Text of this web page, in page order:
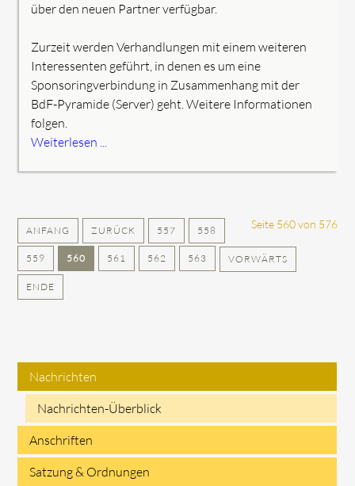
über den neuen Partner verfügbar.
Zurzeit werden Verhandlungen mit einem weiteren
Interessenten geführt, in denen es um eine
Sponsoringverbindung in Zusammenhang mit der
BdF-Pyramide (Server) geht. Weitere Informationen
folgen.
Weiterlesen ...
Seite 560 von 576
ANFANG ZURÜCK 557 558
559 560 561 562 563 VORWÄRTS
ENDE
Navigation
überspringen
Nachrichten
Nachrichten-Überblick
Anschriften
Satzung & Ordnungen